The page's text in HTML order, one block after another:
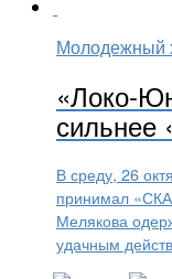
Молодежный
«Локо-
сильнее
В среду, 26
принимал
Мелякова
удачным